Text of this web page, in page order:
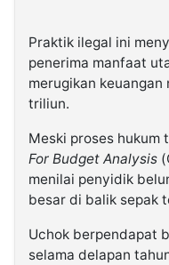
Praktik ilegal ini
penerima manfaat
merugikan keuangan
triliun.
Meski proses hukum
For Budget Analysis
menilai penyidik
besar di balik sepak
Uchok berpendapat
selama delapan